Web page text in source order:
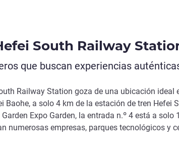
South Railway
que buscan experiencias
Railway Station goza de una ubicación ideal
Baohe, a solo 4 km de la estación de tren Hefei
Expo Garden, la entrada n.º 4 está a
numerosas empresas, parques tecnológicos y